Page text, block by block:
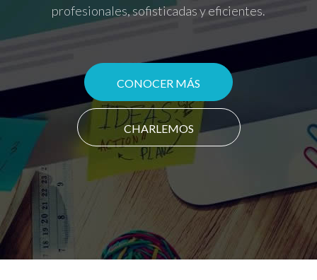
profesionales, sofisticadas y eficientes.
CONOCER MÁS
CHARLEMOS